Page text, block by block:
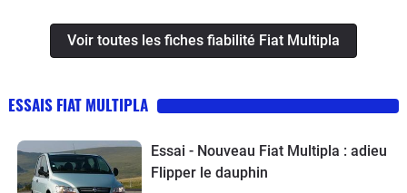
offre même un bon niveau d’agrément. Sur le marché, il
s’affiche à des tarifs peu élevés dans une catégorie où la
Voir toutes les fiches fiabilité Fiat Multipla
ESSAIS FIAT MULTIPLA
Essai - Nouveau Fiat Multipla : adieu
Flipper le dauphin